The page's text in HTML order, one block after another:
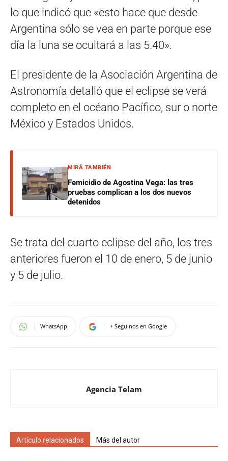
lo que indicó que «esto hace que desde
Argentina sólo se vea en parte porque ese
día la luna se ocultará a las 5.40».
El presidente de la Asociación Argentina de
Astronomía detalló que el eclipse se verá
completo en el océano Pacífico, sur o norte
México y Estados Unidos.
MIRÁ TAMBIÉN
Femicidio de Agostina Vega: las tres
pruebas complican a los dos nuevos
detenidos
Se trata del cuarto eclipse del año, los tres
anteriores fueron el 10 de enero, 5 de junio
y 5 de julio.
WhatsApp + Seguinos en Google
Agencia Telam
Artículo relacionados Más del autor